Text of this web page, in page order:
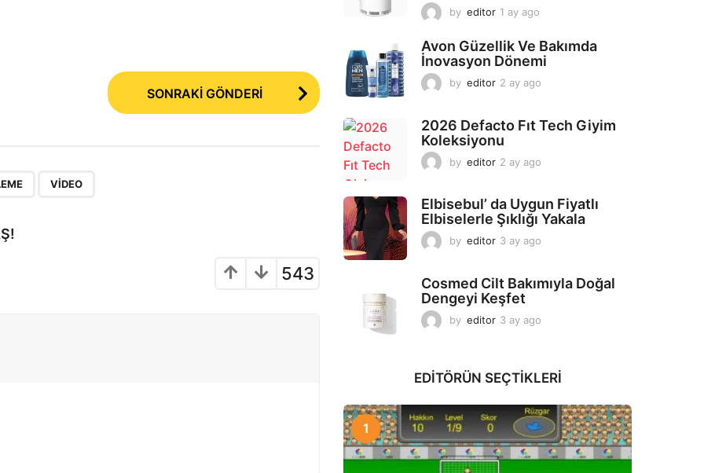
SONRAKİ GÖNDERİ
VIDEO
543
by editor 1 ay ago
y
a
o
Avon Güzellik Ve Bakımda
İnovasyon Dönemi
by editor 2 ay ago
2026 Defacto Fıt Tech Giyim
Koleksiyonu
by editor 2 ay ago
a
g
Elbisebul’ da Uygun Fiyatlı
Elbiselerle Şıklığı Yakala
by editor 3 ay ago
a
Cosmed Cilt Bakımıyla Doğal
Dengeyi Keşfet
by editor 3 ay ago
g
EDITÖRÜN SEÇTIKLERI
1